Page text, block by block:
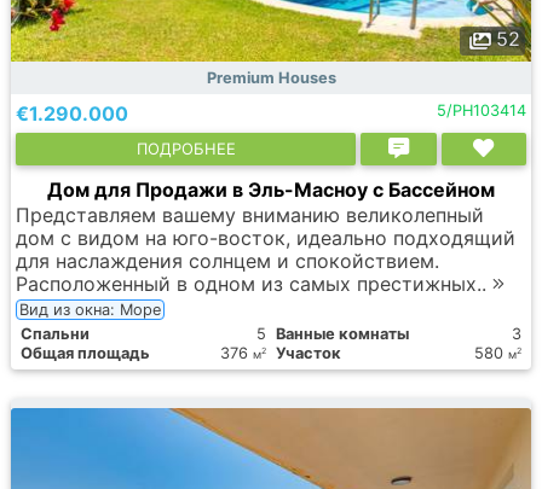
52
Premium Houses
€1.290.000 5/PH103414
ПОДРОБНЕЕ
Дом для Продажи в Эль-Масноу с Бассейном
Представляем вашему вниманию великолепный
дом с видом на юго-восток, идеально подходящий
для наслаждения солнцем и спокойствием.
Расположенный в одном из самых престижных..
Вид из окна: Море
Спальни
5 Ванные комнаты
3
Общая площадь
376 м2 Участок 580 м2